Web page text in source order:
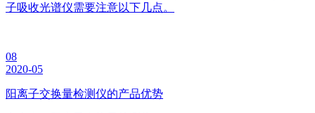
子吸收光谱仪需要注意以下几点。
08
2020-05
阳离子交换量检测仪的产品优势